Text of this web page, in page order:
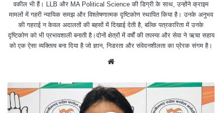
वकील भी हैं। LLB और MA Political Science की डिग्री के साथ, उन्होंने क्राइम
मामलों में गहरी न्यायिक समझ और विश्लेषणात्मक दृष्टिकोण स्थापित किया है। उनके अनुभव
की गहराई न केवल अदालतों की बहसों में दिखाई देती है, बल्कि पत्रकारिता में उनके
दृष्टिकोण को भी प्रभावशाली बनाती है।दोनों क्षेत्रों में वर्षों की तपस्या और सेवा ने ऋचा सहाय
को एक ऐसा व्यक्तित्व बना दिया है जो ज्ञान, निडरता और संवेदनशीलता का प्रेरक संगम है।
e